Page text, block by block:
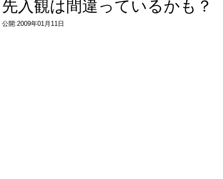
先入観は間違っているかも？
公開:2009年01月11日